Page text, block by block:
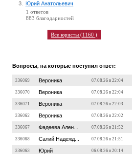
3. Юрий Анатольевич
1 ответов
883 благодарностей
Все юристы (1160 )
Вопросы, на которые поступил ответ:
336069 Вероника 07.08.26 в 22:04
336070 Вероника 07.08.26 в 22:04
336071 Вероника 07.08.26 в 22:03
336062 Вероника 07.08.26 в 22:02
336067 Фадеева Ален... 07.08.26 в 21:52
336068 Салий Надежд... 07.08.26 в 21:51
336063 Юрий 06.08.26 в 20:14